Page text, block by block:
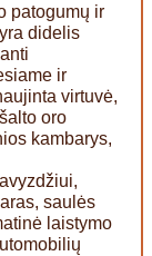
patogumų ir
didelis
ir
virtuvė,
oro
kambarys,
saulės
laistymo